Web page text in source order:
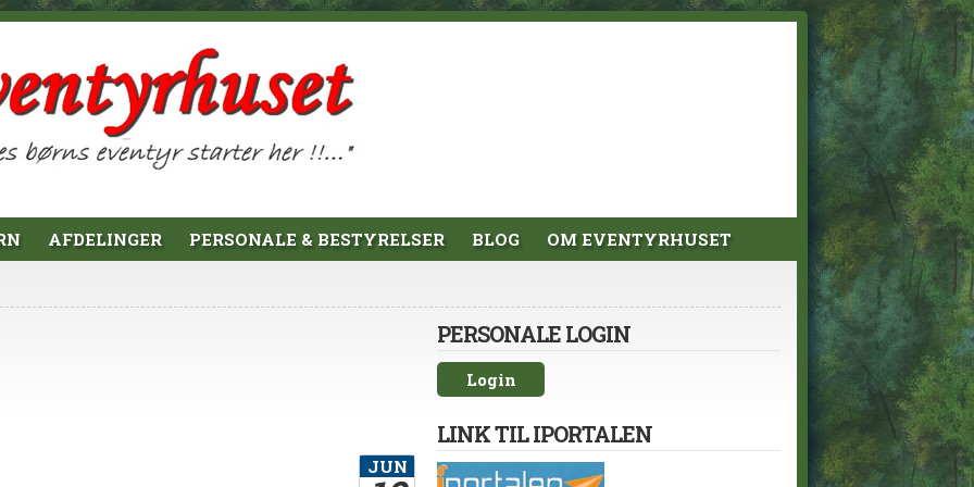
AFDELINGER PERSONALE & BESTYRELSER BLOG OM EVENTYRHUSET
JUN
PERSONALE LOGIN
Login
LINK TIL IPORTALEN